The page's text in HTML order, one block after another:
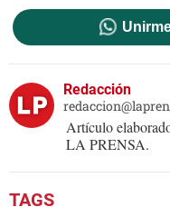
Redacción
Artículo
LA PRENSA.